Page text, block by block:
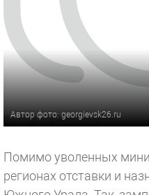
Автор фото: georgievsk26.ru
Помимо уволенных
регионах отставки и